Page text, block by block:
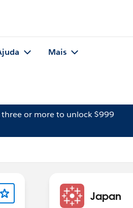
Mais
three or more to unlock $999
Japan